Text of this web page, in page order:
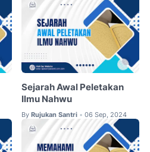
Sejarah Awal Peletakan
Ilmu Nahwu
By Rujukan Santri • 06 Sep, 2024